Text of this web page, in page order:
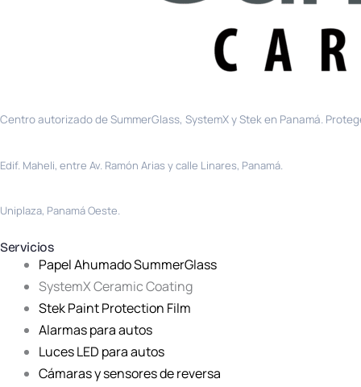
Centro autorizado de SummerGlass, SystemX y Stek en Panamá.
Edif. Maheli, entre Av. Ramón Arias y calle Linares, Panamá.
Uniplaza, Panamá Oeste.
Servicios
Papel Ahumado SummerGlass
SystemX Ceramic Coating
Stek Paint Protection Film
Alarmas para autos
Luces LED para autos
Cámaras y sensores de reversa